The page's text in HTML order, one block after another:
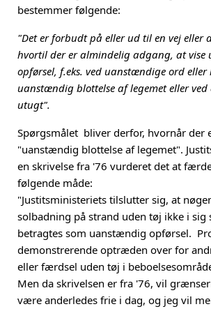
bestemmer følgende:
"Det er forbudt på eller ud til en vej eller
hvortil der er almindelig adgang, at
opførsel, f.eks. ved uanstændige ord
uanstændig blottelse af legemet eller
utugt".
Spørgsmålet bliver derfor, hvornår der
"uanstændig blottelse af legemet".
en skrivelse fra '76 vurderet det at
følgende måde:
"Justitsministeriets tilslutter sig, at
solbadning på strand uden tøj ikke i sig
betragtes som uanstændig opførsel.
demonstrerende optræden over for
eller færdsel uden tøj i
Men da skrivelsen er fra '76, vil
være anderledes frie i dag, og jeg vil